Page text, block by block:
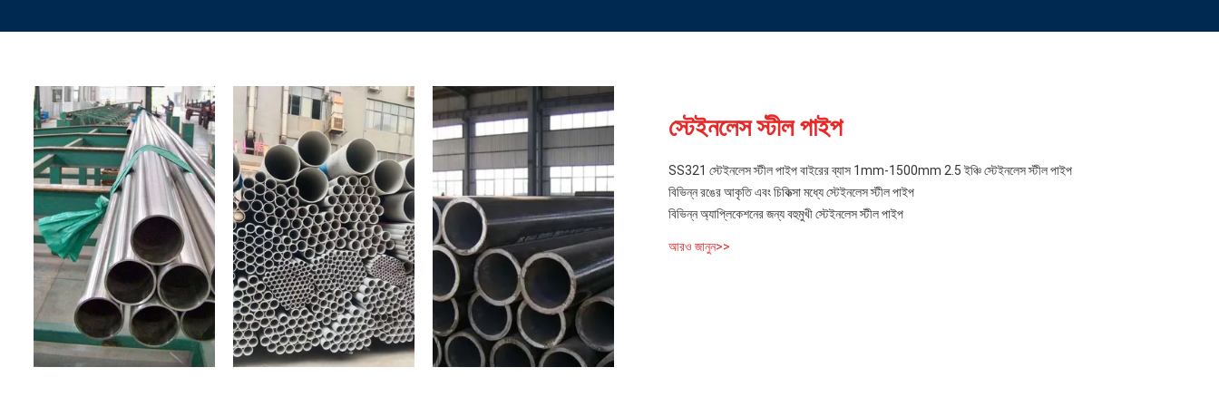
স্টেইনলেস স্টীল পাইপ
SS321 স্টেইনলেস স্টীল পাইপ বাইরের ব্যাস 1mm-1500mm 2.5 ইঞ্চি স্টেইনলেস স্টীল পাইপ
বিভিন্ন রঙের আকৃতি এবং চিকিত্সা মধ্যে স্টেইনলেস স্টীল পাইপ
বিভিন্ন অ্যাপ্লিকেশনের জন্য বহুমুখী স্টেইনলেস স্টীল পাইপ
আরও জানুন>>